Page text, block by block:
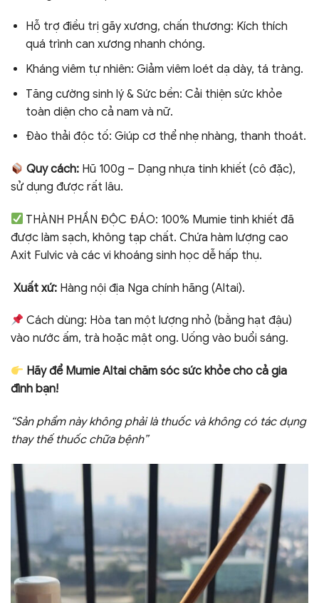
Hỗ trợ điều trị gãy xương, chấn thương: Kích thích
quá trình can xương nhanh chóng.
Kháng viêm tự nhiên: Giảm viêm loét dạ dày, tá tràng.
Tăng cường sinh lý & Sức bền: Cải thiện sức khỏe
toàn diện cho cả nam và nữ.
Đào thải độc tố: Giúp cơ thể nhẹ nhàng, thanh thoát.
Quy cách: Hũ 100g – Dạng nhựa tinh khiết (cô đặc),
sử dụng được rất lâu.
THÀNH PHẦN ĐỘC ĐÁO: 100% Mumie tinh khiết đã
được làm sạch, không tạp chất. Chứa hàm lượng cao
Axit Fulvic và các vi khoáng sinh học dễ hấp thụ.
Xuất xứ: Hàng nội địa Nga chính hãng (Altai).
Cách dùng: Hòa tan một lượng nhỏ (bằng hạt đậu)
vào nước ấm, trà hoặc mật ong. Uống vào buổi sáng.
Hãy để Mumie Altai chăm sóc sức khỏe cho cả gia
đình bạn!
“Sản phẩm này không phải là thuốc và không có tác dụng
thay thế thuốc chữa bệnh”